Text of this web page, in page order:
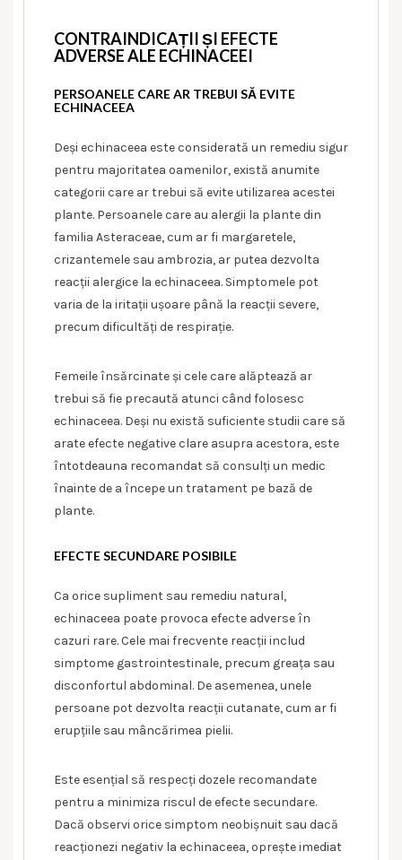
CONTRAINDICAȚII ȘI EFECTE
ADVERSE ALE ECHINACEEI
PERSOANELE CARE AR TREBUI SĂ EVITE
ECHINACEEA
Deși echinaceea este considerată un remediu sigur
pentru majoritatea oamenilor, există anumite
categorii care ar trebui să evite utilizarea acestei
plante. Persoanele care au alergii la plante din
familia Asteraceae, cum ar fi margaretele,
crizantemele sau ambrozia, ar putea dezvolta
reacții alergice la echinaceea. Simptomele pot
varia de la iritații ușoare până la reacții severe,
precum dificultăți de respirație.
Femeile însărcinate și cele care alăptează ar
trebui să fie precaută atunci când folosesc
echinaceea. Deși nu există suficiente studii care să
arate efecte negative clare asupra acestora, este
întotdeauna recomandat să consulți un medic
înainte de a începe un tratament pe bază de
plante.
EFECTE SECUNDARE POSIBILE
Ca orice supliment sau remediu natural,
echinaceea poate provoca efecte adverse în
cazuri rare. Cele mai frecvente reacții includ
simptome gastrointestinale, precum greața sau
disconfortul abdominal. De asemenea, unele
persoane pot dezvolta reacții cutanate, cum ar fi
erupțiile sau mâncărimea pielii.
Este esențial să respecți dozele recomandate
pentru a minimiza riscul de efecte secundare.
Dacă observi orice simptom neobișnuit sau dacă
reacționezi negativ la echinaceea, oprește imediat